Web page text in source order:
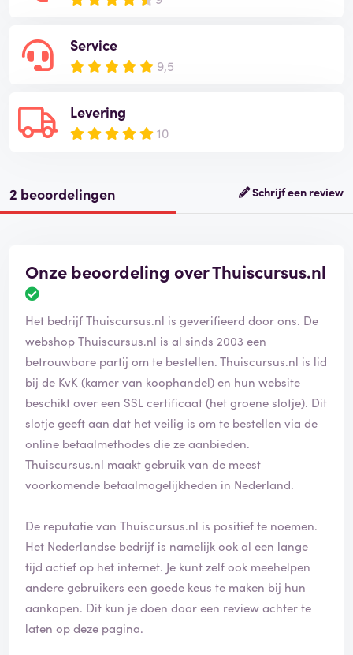
Service
9,5
Levering
10
2 beoordelingen Schrijf een review
Onze beoordeling over Thuiscursus.nl
B
o
o
r
d
e
l
i
n
g
i
s
e
v
e
r
i
f
e
Het bedrijf Thuiscursus.nl is geverifieerd door ons. De
webshop Thuiscursus.nl is al sinds 2003 een
betrouwbare partij om te bestellen. Thuiscursus.nl is lid
bij de KvK (kamer van koophandel) en hun website
beschikt over een SSL certificaat (het groene slotje). Dit
slotje geeft aan dat het veilig is om te bestellen via de
online betaalmethodes die ze aanbieden.
Thuiscursus.nl maakt gebruik van de meest
voorkomende betaalmogelijkheden in Nederland.
De reputatie van Thuiscursus.nl is positief te noemen.
Het Nederlandse bedrijf is namelijk ook al een lange
tijd actief op het internet. Je kunt zelf ook meehelpen
andere gebruikers een goede keus te maken bij hun
aankopen. Dit kun je doen door een review achter te
laten op deze pagina.